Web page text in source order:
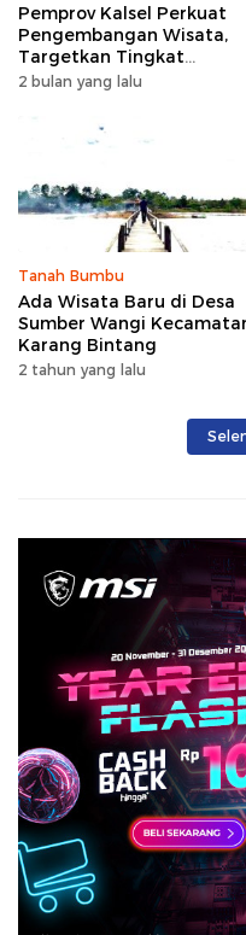
Pemprov Kalsel Perkuat
Pengembangan Wisata,
Targetkan Tingkat
Kunjungan Naik 5 Persen di
2 bulan yang lalu
Tanah Bumbu
Ada Wisata Baru di Desa
Sumber Wangi
Karang Bintang
2 tahun yang lalu